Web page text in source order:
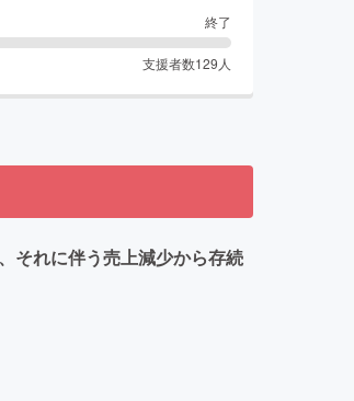
終了
支援者数129 人
それに伴う売上減少から存続